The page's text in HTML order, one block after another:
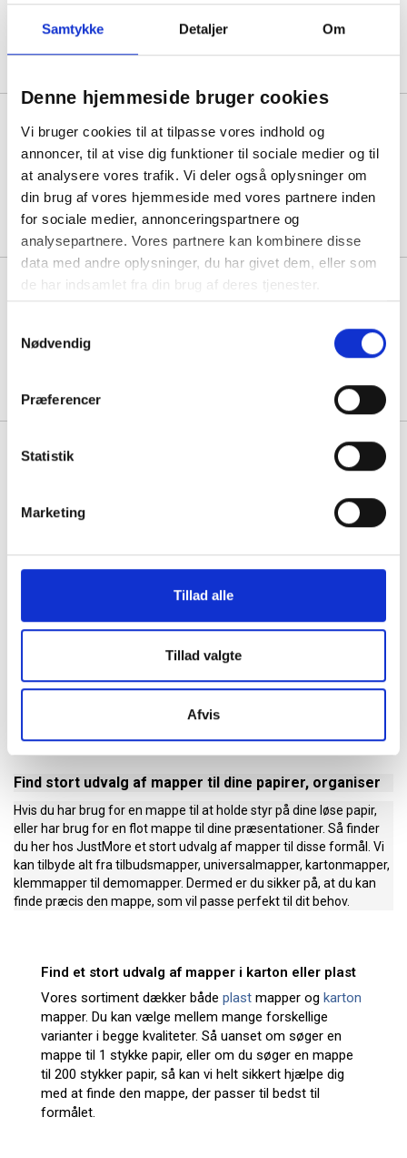
Samtykke Detaljer Om
Denne hjemmeside bruger cookies
Vi bruger cookies til at tilpasse vores indhold og
annoncer, til at vise dig funktioner til sociale medier og til
at analysere vores trafik. Vi deler også oplysninger om
din brug af vores hjemmeside med vores partnere inden
for sociale medier, annonceringspartnere og
analysepartnere. Vores partnere kan kombinere disse
data med andre oplysninger, du har givet dem, eller som
de har indsamlet fra din brug af deres tjenester.
Nødvendig
Præferencer
Statistik
Marketing
Tillad alle
Tillad valgte
Afvis
Min. køb:25 stk á 15,56
A4 sort, 30 ark
Min. køb:25 stk á 23,38
Køb mere til kun:
Herma kuvertmappe plast A4 i
assorterede trend farver, 5 stk
Se også vores udvalg af Printerpapir,
3 ...
Find stort udvalg af mapper til dine papirer, organiser
Hvis du har brug for en mappe til at holde styr på dine løse papir,
eller har brug for en flot mappe til dine præsentationer. Så finder
du her hos JustMore et stort udvalg af mapper til disse formål. Vi
kan tilbyde alt fra tilbudsmapper, universalmapper, kartonmapper,
klemmapper til demomapper. Dermed er du sikker på, at du kan
finde præcis den mappe, som vil passe perfekt til dit behov.
Find et stort udvalg af mapper i karton eller plast
Vores sortiment dækker både plast mapper og karton
mapper. Du kan vælge mellem mange forskellige
varianter i begge kvaliteter. Så uanset om søger en
mappe til 1 stykke papir, eller om du søger en mappe
til 200 stykker papir, så kan vi helt sikkert hjælpe dig
med at finde den mappe, der passer til bedst til
formålet.